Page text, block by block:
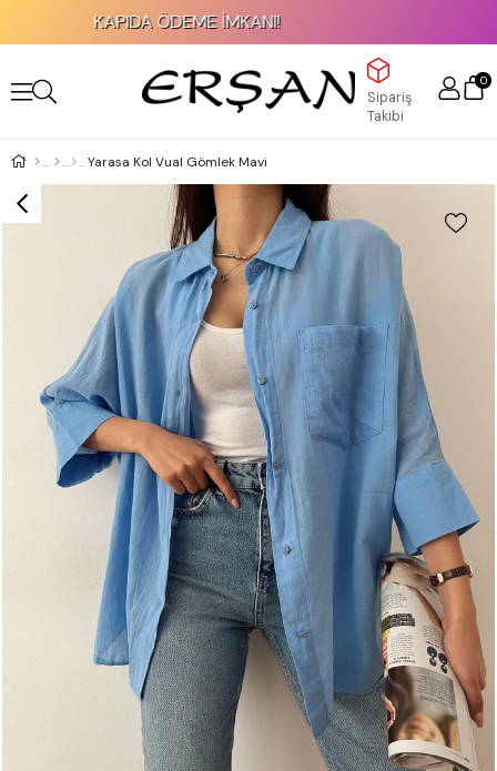
KAPIDA ÖDEME İMKANI!
Sipariş
Takibi
0
Yarasa Kol Vual Gömlek Mavi